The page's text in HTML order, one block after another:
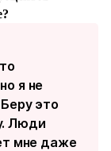
я не
это
Люди
мне даже